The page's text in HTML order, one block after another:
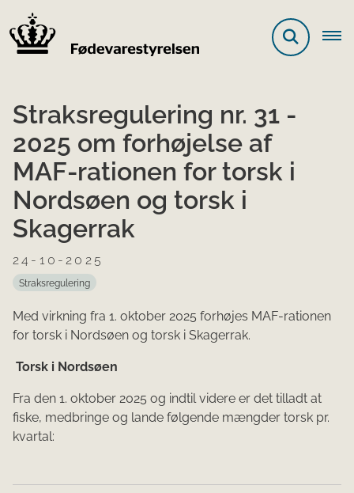
Straksregulering nr. 31 -
2025 om forhøjelse af
MAF-rationen for torsk i
Nordsøen og torsk i
Skagerrak
24-10-2025
Straksregulering
Med virkning fra 1. oktober 2025 forhøjes MAF-rationen
for torsk i Nordsøen og torsk i Skagerrak.
Torsk i Nordsøen
Fra den 1. oktober 2025 og indtil videre er det tilladt at
fiske, medbringe og lande følgende mængder torsk pr.
kvartal: